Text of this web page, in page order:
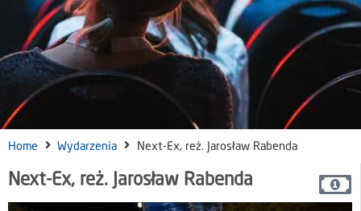
Home Wydarzenia Next-Ex, reż. Jarosław Rabenda
Next-Ex, reż. Jarosław Rabenda